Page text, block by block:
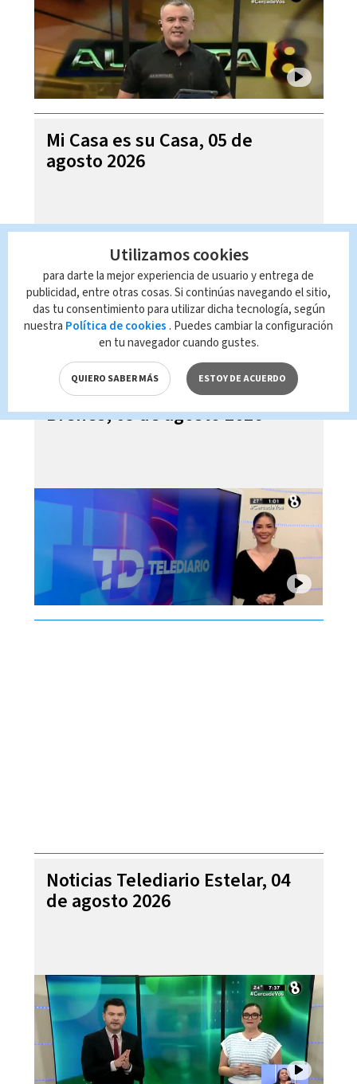
Mi Casa es su Casa, 05 de
agosto 2026
Telediario En Directo con Paula
Brenes, 05 de agosto 2026
Noticias Telediario Estelar, 04
de agosto 2026
Utilizamos cookies
para darte la mejor experiencia de usuario y entrega de
publicidad, entre otras cosas. Si continúas navegando el sitio,
das tu consentimiento para utilizar dicha tecnología, según
nuestra Política de cookies . Puedes cambiar la configuración
en tu navegador cuando gustes.
QUIERO SABER MÁS ESTOY DE ACUERDO